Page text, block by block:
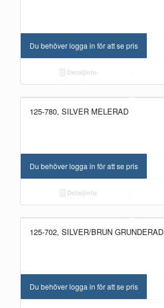
Du behöver logga in för att se pris
Detaljinfo
125-780, SILVER MELERAD
Du behöver logga in för att se pris
Detaljinfo
125-702, SILVER/BRUN GRUNDERAD
Du behöver logga in för att se pris